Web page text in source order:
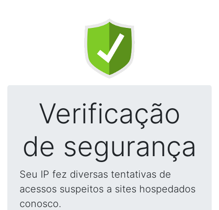
Verificação
de segurança
Seu IP fez diversas tentativas de
acessos suspeitos a sites hospedados
conosco.